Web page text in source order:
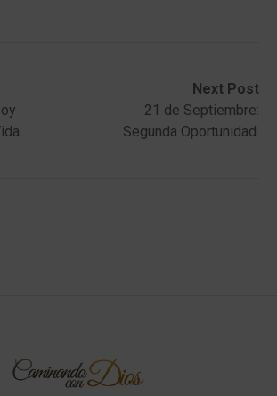
Next Post
21 de Septiembre:
Segunda Oportunidad.